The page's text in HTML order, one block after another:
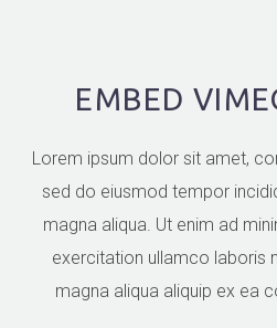
EMBED
Lorem ipsum dolor sit amet,
sed do eiusmod tempor
magna aliqua. Ut enim ad
exercitation ullamco laboris
magna aliqua aliquip ex ea